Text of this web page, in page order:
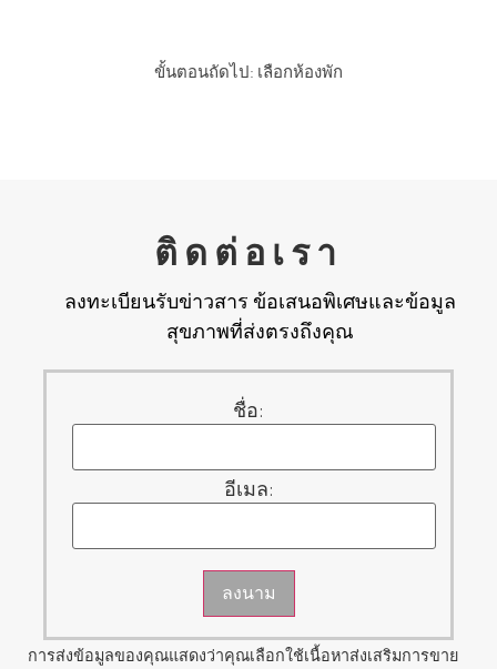
ขั้นตอนถัดไป: เลือกห้องพัก
ติดต่อเรา
ลงทะเบียนรับข่าวสาร ข้อเสนอพิเศษและข้อมูล
สุขภาพที่ส่งตรงถึงคุณ
ชื่อ:
อีเมล:
ลงนาม
การส่งข้อมูลของคุณแสดงว่าคุณเลือกใช้เนื้อหาส่งเสริมการขาย